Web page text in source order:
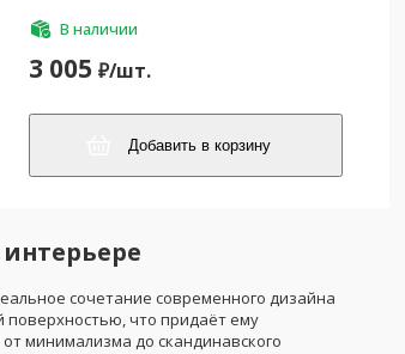
В наличии
3 005 ₽/шт.
Добавить в корзину
сочетание современного дизайна
поверхностью, что придаёт ему
минимализма до скандинавского